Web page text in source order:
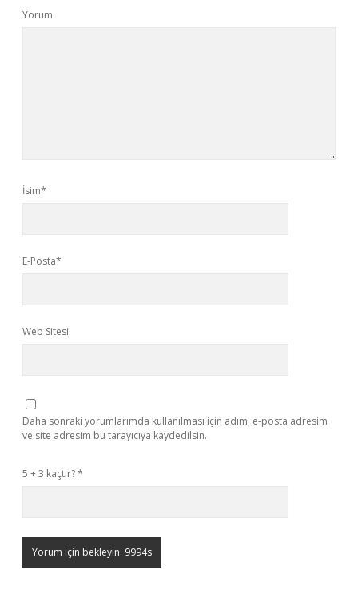
Yorum
İsim*
E-Posta*
Web Sitesi
Daha sonraki yorumlarımda kullanılması için adım, e-posta adresim
ve site adresim bu tarayıcıya kaydedilsin.
5 + 3 kaçtır?*